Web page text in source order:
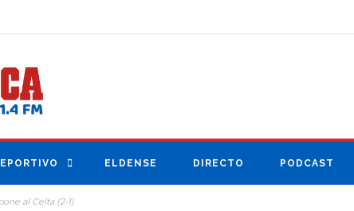
ELDENSE DIRECTO PODCAST
al Celta (2-1)